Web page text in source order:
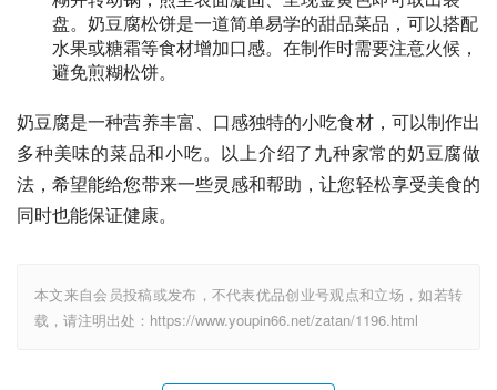
盘。奶豆腐松饼是一道简单易学的甜品菜品，可以搭配
水果或糖霜等食材增加口感。在制作时需要注意火候，
避免煎糊松饼。
奶豆腐是一种营养丰富、口感独特的小吃食材，可以制作出
多种美味的菜品和小吃。以上介绍了九种家常的奶豆腐做
法，希望能给您带来一些灵感和帮助，让您轻松享受美食的
同时也能保证健康。
本文来自会员投稿或发布，不代表优品创业号观点和立场，如若转
载，请注明出处：https://www.youpin66.net/zatan/1196.html